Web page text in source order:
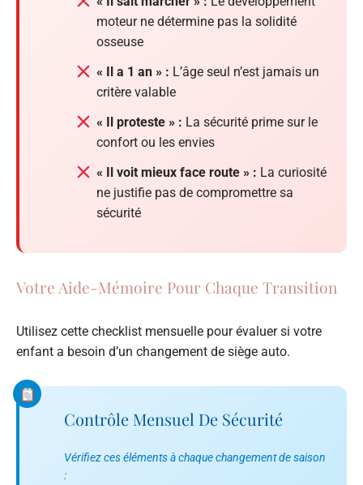
moteur ne détermine pas la solidité
osseuse
« Il a 1 an » : L’âge seul n’est jamais un
critère valable
« Il proteste » : La sécurité prime sur le
confort ou les envies
« Il voit mieux face route » : La curiosité
ne justifie pas de compromettre sa
sécurité
Votre Aide-Mémoire Pour Chaque Transition
Utilisez cette checklist mensuelle pour évaluer si votre
enfant a besoin d’un changement de siège auto.
Contrôle Mensuel De Sécurité
Vérifiez ces éléments à chaque changement de saison
: